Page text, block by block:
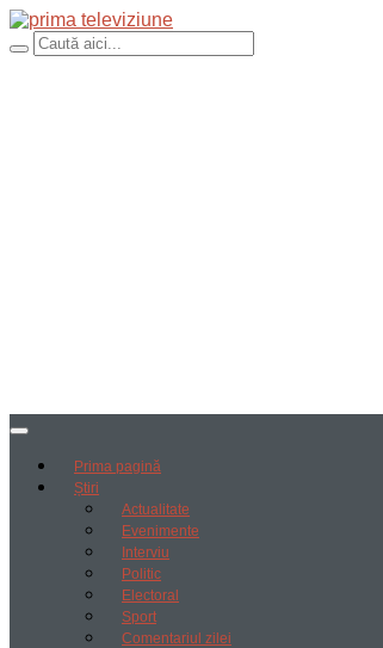
Prima pagină
Știri
Actualitate
Evenimente
Interviu
Politic
Electoral
Sport
Comentariul zilei